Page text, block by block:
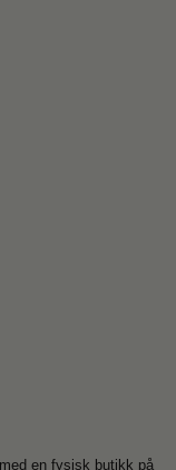
en fysisk butikk på